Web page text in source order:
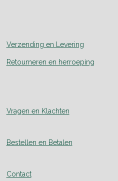
Verzending en Levering
Retourneren en herroeping
Vragen en Klachten
Bestellen en Betalen
Contact